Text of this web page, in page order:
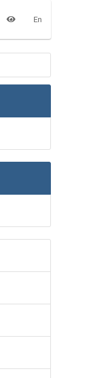
En